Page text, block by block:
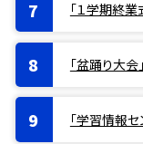
「１学期終業
「盆踊り大会
「学習情報